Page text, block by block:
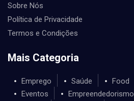
Sobre Nós
Política de Privacidade
Termos e Condições
Mais Categoria
Emprego Saúde Food
Eventos
Empreendedorismo